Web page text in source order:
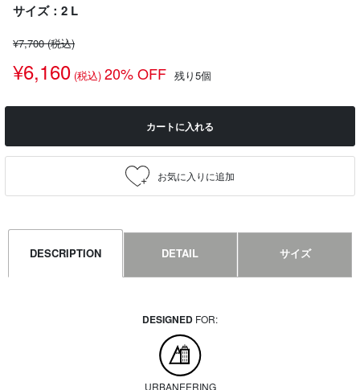
サイズ：2 L
¥7,700(税込)
¥6,160 (税込) 20% OFF 残り5個
カートに入れる
DESCRIPTION DETAIL サイズ
DESIGNED FOR:
URBANEERING